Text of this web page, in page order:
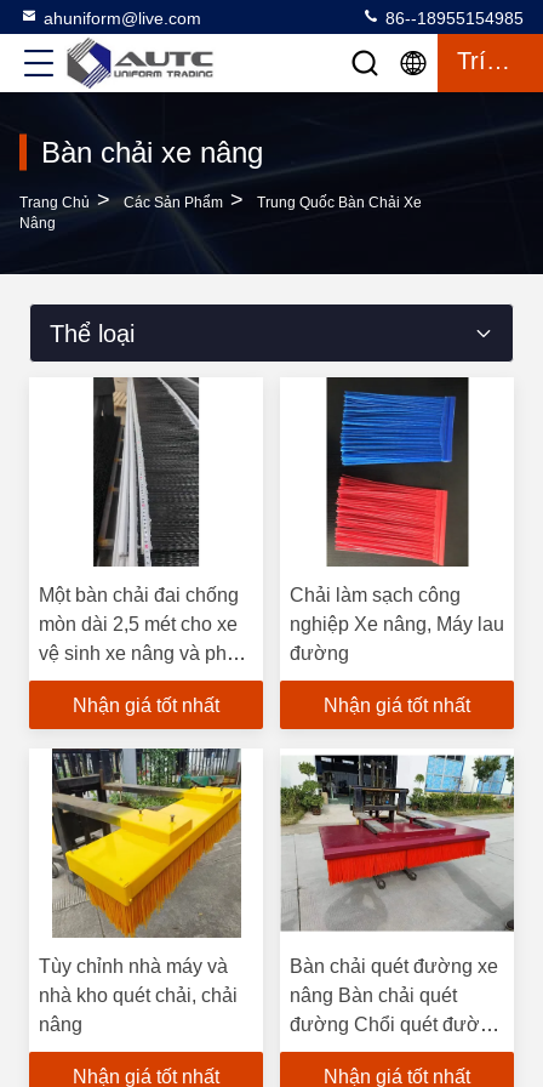
ahuniform@live.com 86--18955154985
Trích Dẫn
Bàn chải xe nâng
Trang Chủ > Các Sản Phẩm >
Trung Quốc Bàn Chải Xe
Nâng
Thể loại
Một bàn chải đai chống
mòn dài 2,5 mét cho xe
vệ sinh xe nâng và phụ
kiện máy móc kỹ thuật
Nhận giá tốt nhất
Chải làm sạch công
nghiệp Xe nâng, Máy lau
đường
Nhận giá tốt nhất
Tùy chỉnh nhà máy và
nhà kho quét chải, chải
nâng
Nhận giá tốt nhất
Bàn chải quét đường xe
nâng Bàn chải quét
đường Chổi quét đường
cho phụ tùng xe nâng
Nhận giá tốt nhất